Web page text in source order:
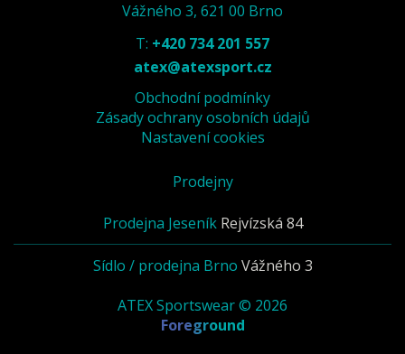
Vážného 3, 621 00 Brno
T: +420 734 201 557
atex@atexsport.cz
Obchodní podmínky
Zásady ochrany osobních údajů
Nastavení cookies
Prodejny
Prodejna Jeseník Rejvízská 84
Sídlo / prodejna Brno Vážného 3
ATEX Sportswear © 2026
Foreground